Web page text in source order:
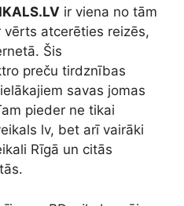
ir viena no tām
atcerēties reizēs,
Šis
preču tirdznības
savas jomas
pieder ne tikai
lv, bet arī vairāki
Rīgā un citās